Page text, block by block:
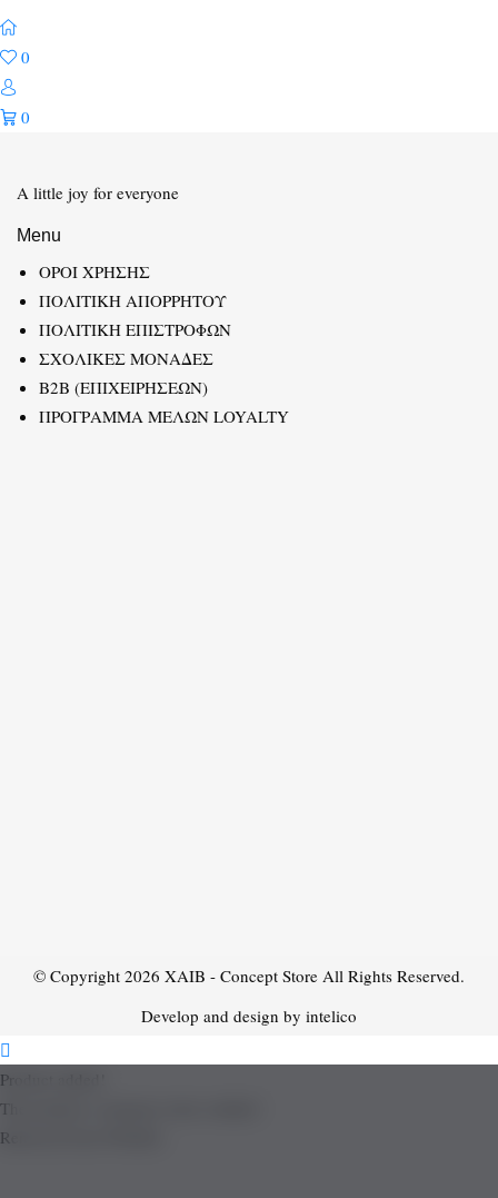
0
0
A little joy for everyone
Menu
ΟΡΟΙ ΧΡΗΣΗΣ
ΠΟΛΙΤΙΚΗ ΑΠΟΡΡΗΤΟΥ
ΠΟΛΙΤΙΚΗ ΕΠΙΣΤΡΟΦΩΝ
ΣΧΟΛΙΚΕΣ ΜΟΝΑΔΕΣ
B2B (ΕΠΙΧΕΙΡΗΣΕΩΝ)
ΠΡΟΓΡΑΜΜΑ ΜΕΛΩΝ LOYALTY
© Copyright 2026 XAIB - Concept Store All Rights Reserved.
Develop and design by intelico
Product added!
The product is already in the wishlist!
Removed from Wishlist